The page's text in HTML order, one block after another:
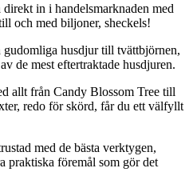
direkt in i handelsmarknaden med
och med biljoner, sheckels!
gudomliga husdjur till tvättbjörnen,
de mest eftertraktade husdjuren.
allt från Candy Blossom Tree till
redo för skörd, får du ett välfyllt
med de bästa verktygen,
praktiska föremål som gör det